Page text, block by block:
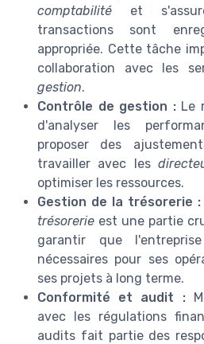
comptabilité et
transactions sont
appropriée. Cette tâche
collaboration avec les
gestion.
Contrôle de gestion :Le
d'analyser les
proposer des
travailler avec les
optimiser les ressources.
Gestion de la trésorerie :
trésorerie est une partie
garantir que
nécessaires pour ses
ses projets à long terme.
Conformité et audit :
avec les régulations
audits fait partie des